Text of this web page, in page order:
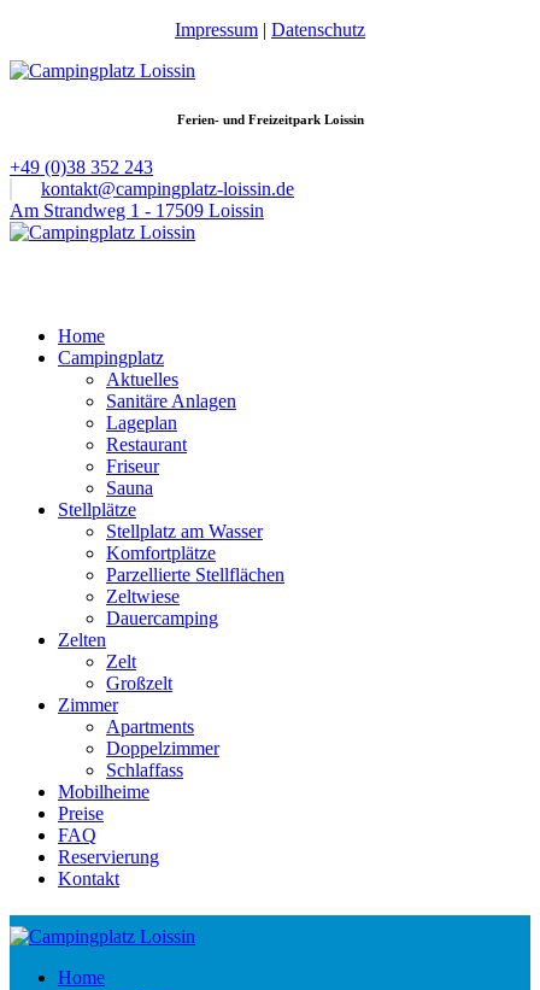
Impressum | Datenschutz
Ferien- und Freizeitpark Loissin
+49 (0)38 352 243
kontakt@campingplatz-loissin.de
Am Strandweg 1 - 17509 Loissin
Home
Campingplatz
Aktuelles
Sanitäre Anlagen
Lageplan
Restaurant
Friseur
Sauna
Stellplätze
Stellplatz am Wasser
Komfortplätze
Parzellierte Stellflächen
Zeltwiese
Dauercamping
Zelten
Zelt
Großzelt
Zimmer
Apartments
Doppelzimmer
Schlaffass
Mobilheime
Preise
FAQ
Reservierung
Kontakt
Home